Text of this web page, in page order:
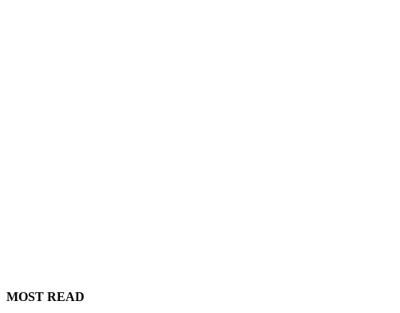
MOST READ